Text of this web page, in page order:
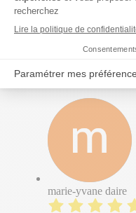
des chats errants,
sur les lieux de
compétences des
marie-yvane daire